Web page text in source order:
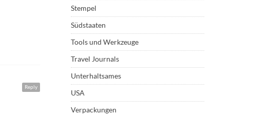
Reply
Stempel
Südstaaten
Tools und Werkzeuge
Travel Journals
Unterhaltsames
USA
Verpackungen